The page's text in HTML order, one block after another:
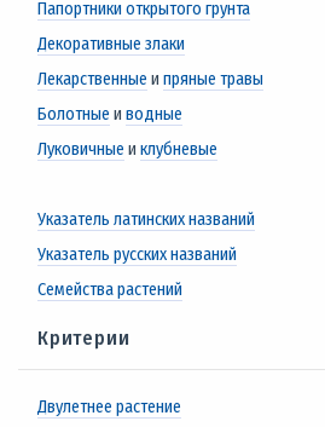
Папортники открытого грунта
Декоративные злаки
Лекарственные и пряные травы
Болотные и водные
Луковичные и клубневые
Указатель латинских названий
Указатель русских названий
Семейства растений
Критерии
Двулетнее растение